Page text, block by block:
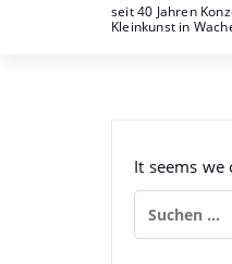
seit 40 Jahren
Kleinkunst in
It seems we